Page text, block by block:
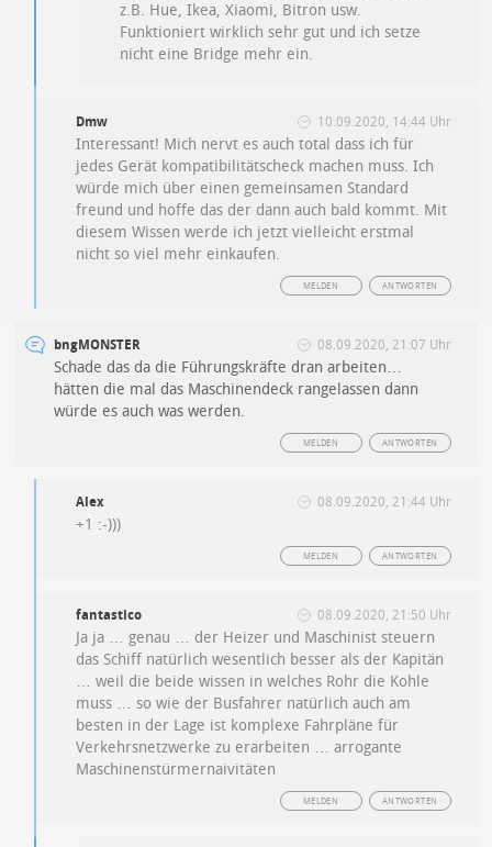
z.B. Hue, Ikea, Xiaomi, Bitron usw.
Funktioniert wirklich sehr gut und ich setze
nicht eine Bridge mehr ein.
Dmw 10.09.2020, 14:44 Uhr
Interessant! Mich nervt es auch total dass ich für
jedes Gerät kompatibilitätscheck machen muss. Ich
würde mich über einen gemeinsamen Standard
freund und hoffe das der dann auch bald kommt. Mit
diesem Wissen werde ich jetzt vielleicht erstmal
nicht so viel mehr einkaufen.
ANTWORTEN
MELDEN
bngMONSTER 08.09.2020, 21:07 Uhr
Schade das da die Führungskräfte dran arbeiten…
hätten die mal das Maschinendeck rangelassen dann
würde es auch was werden.
ANTWORTEN
MELDEN
Alex 08.09.2020, 21:44 Uhr
+1 :-)))
ANTWORTEN
MELDEN
fantastico 08.09.2020, 21:50 Uhr
Ja ja … genau … der Heizer und Maschinist steuern
das Schiff natürlich wesentlich besser als der Kapitän
… weil die beide wissen in welches Rohr die Kohle
muss … so wie der Busfahrer natürlich auch am
besten in der Lage ist komplexe Fahrpläne für
Verkehrsnetzwerke zu erarbeiten … arrogante
Maschinenstürmernaivitäten
ANTWORTEN
MELDEN